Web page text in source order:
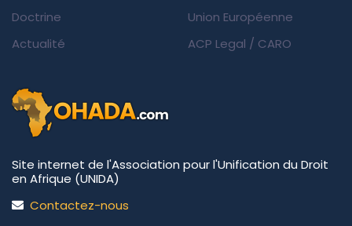
Doctrine
Actualité
Union Européenne
ACP Legal / CARO
Site internet de l'Association pour l'Unification du Droit
en Afrique (UNIDA)
Contactez-nous